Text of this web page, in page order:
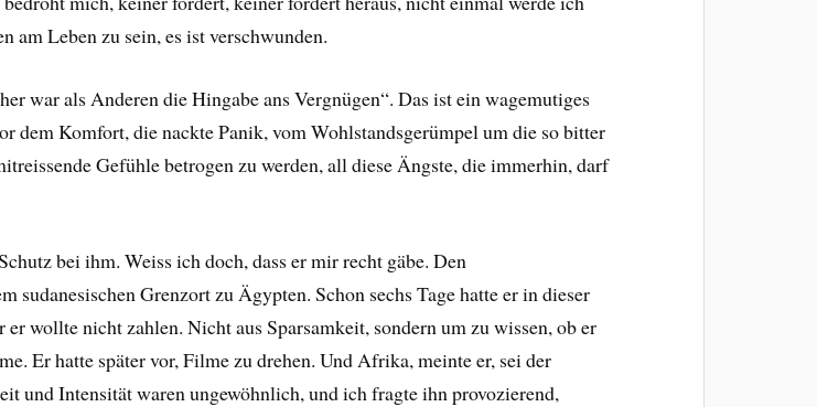
am Leben zu sein, es ist verschwunden.
war als Anderen die Hingabe ans Vergnügen“. Das ist ein wagemutiges
dem Komfort, die nackte Panik, vom Wohlstandsgerümpel um die so bitter
Gefühle betrogen zu werden, all diese Ängste, die immerhin, darf
bei ihm. Weiss ich doch, dass er mir recht gäbe. Den
Grenzort zu Ägypten. Schon sechs Tage hatte er in dieser
wollte nicht zahlen. Nicht aus Sparsamkeit, sondern um zu wissen, ob er
Er hatte später vor, Filme zu drehen. Und Afrika, meinte er, sei der
und Intensität waren ungewöhnlich, und ich fragte ihn provozierend,